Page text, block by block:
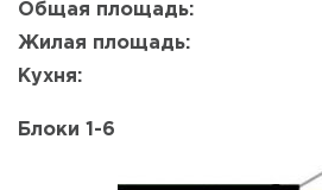
Общая площадь:
Жилая площадь:
Кухня:
Блоки 1-6